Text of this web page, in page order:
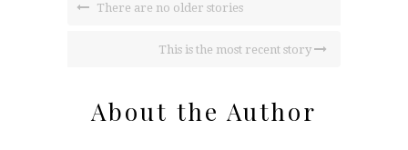
There are no older stories
This is the most recent story
About the Author